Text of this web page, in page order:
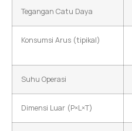
Tegangan Catu Daya
Konsumsi Arus (tipikal)
Suhu Operasi
Dimensi Luar (P×L×T)